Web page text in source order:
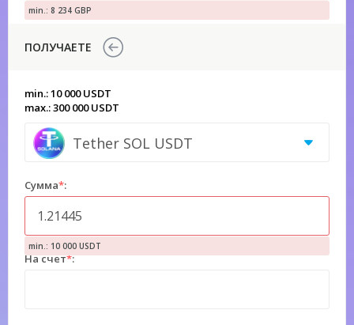
min.: 8 234 GBP
ПОЛУЧАЕТЕ
min.: 10 000 USDT
max.: 300 000 USDT
Tether SOL USDT
Сумма*:
min.: 10 000 USDT
На счет*: